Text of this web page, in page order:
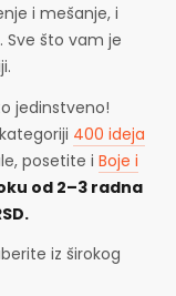
i mešanje, i
Sve što vam je
jedinstveno!
400 ideja
posetite i Boje i
od 2–3 radna
iz širokog